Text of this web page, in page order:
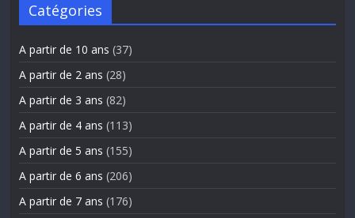
Catégories
A partir de 10 ans (37)
A partir de 2 ans (28)
A partir de 3 ans (82)
A partir de 4 ans (113)
A partir de 5 ans (155)
A partir de 6 ans (206)
A partir de 7 ans (176)